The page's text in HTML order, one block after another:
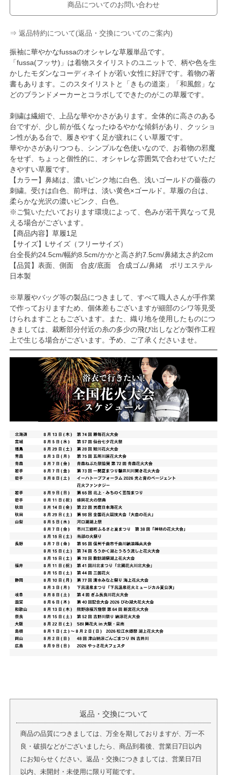
商品についてのお問い合わせ
⇒ 返品特約について(返品・交換についてのご案内)
振袖に華やかなfussaのオシャレな草履単品です。
「fussa(フッサ)」は着物スタイリストのユニットで、柄や色を生
かしたモダンなコーディネイトが若い女性に好評です。着物の著
書もあります。このスタイリストと「きもの道楽」「和風館」な
どのブランドメーカーとコラボしてできたのがこの草履です。
刺繍は繊細で、上品な華やかさがあります。全体的に高さのある
台ですが、少し前が低くなったゆるやかな傾斜があり、クッショ
ン性がある台で、履きやすく足が疲れにくい草履です。
華やかさがありつつも、シンプルな色使いなので、お着物の邪魔
をせず、ちょっと個性的に、オシャレな雰囲気で合わせていただ
きやすい草履です。
【カラー】鼻緒は、濃いピンク地に白色、浅いゴールドの薔薇の
刺繍。受けは白色、前坪は、淡い黄色×ゴールド。草履の台は、
柔らかな光沢の濃いピンク、白色。
※ご覧いただいております環境によって、色みが若干異なって見
える場合がございます。
【商品内容】草履1足
【サイズ】Lサイズ（フリーサイズ）
台全長約24.5cm/幅約8.5cm/かかと高さ約7.5cm/鼻緒太さ約2cm
【品質】表面、側面 合皮/底面 合成ゴム/鼻緒 ポリエステル
日本製
※草履やバッグ等の製品につきまして、すべて職人さんが手作業
で作っておりますため、個体差もございますが細部のシワ等見受
けられますこともございます。また、織り地を使用したものにつ
きましては、裁断部分付近の糸の多少の飛び出しなどが製作工程
上で生じる場合がございます。予め、ご了承くださいませ。
返品・交換について
商品の品質につきましては、万全を期しておりますが、万一不
良・破損などがございましたら、商品到着後、営業日7日以内
にお知らせください。返品・交換につきましては、営業日7日
以内、未開封・未使用に限り可能です。